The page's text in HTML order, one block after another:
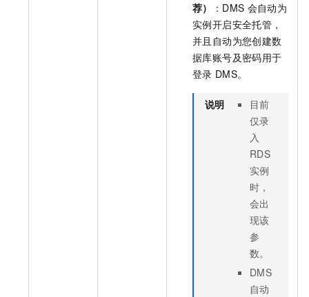
荐）
：DMS 会自动为
实例开启安全托管，
并且自动为您创建数
据库账号及密码用于
登录 DMS。
说明
目前
仅录
入
RDS
实例
时，
会出
现该
参
数。
DMS
自动